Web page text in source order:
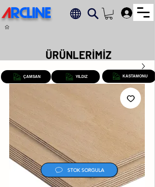
ARCLINE
ÇAMSAN YILDIZ KASTAMONU
STOK SORGULA
ÜRÜNLERİMİZ